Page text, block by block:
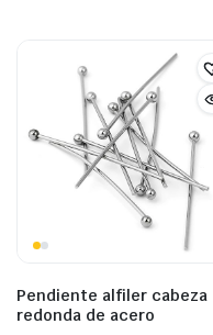
Pendiente alfiler cabeza
redonda de acero